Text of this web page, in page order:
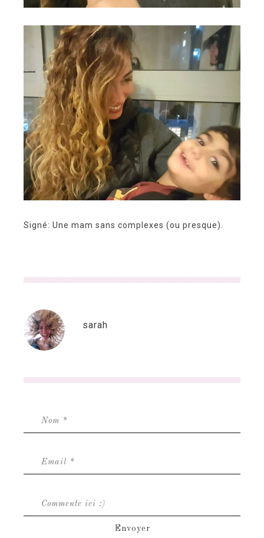
Signé: Une mam sans complexes (ou presque).
sarah